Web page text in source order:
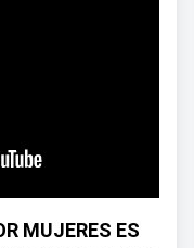
MUJERES ES